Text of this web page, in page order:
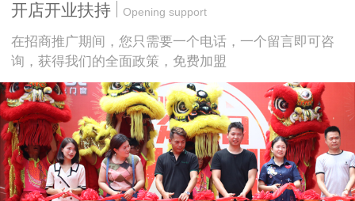
开店开业扶持 Opening support
在招商推广期间，您只需要一个电话，一个留言即可咨
询，获得我们的全面政策，免费加盟